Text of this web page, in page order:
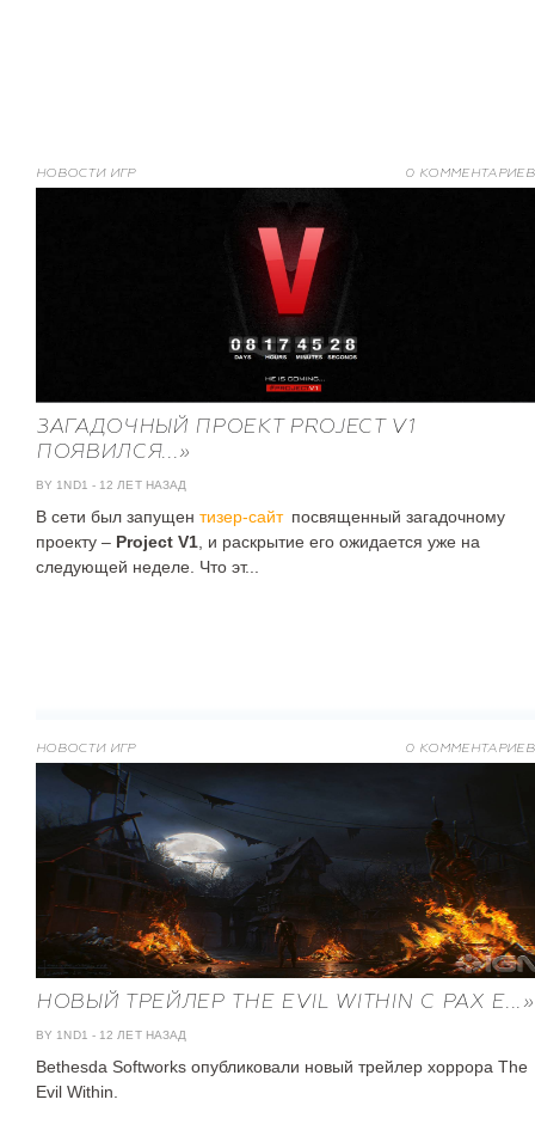
НОВОСТИ ИГР 0 КОММЕНТАРИЕВ
ЗАГАДОЧНЫЙ ПРОЕКТ PROJECT V1
ПОЯВИЛСЯ...»
BY 1ND1 - 12 ЛЕТ НАЗАД
В сети был запущен тизер-сайт посвященный загадочному
проекту – Project V1 , и раскрытие его ожидается уже на
следующей неделе. Что эт...
НОВОСТИ ИГР 0 КОММЕНТАРИЕВ
НОВЫЙ ТРЕЙЛЕР THE EVIL WITHIN С PAX E...»
BY 1ND1 - 12 ЛЕТ НАЗАД
Bethesda Softworks опубликовали новый трейлер хоррора The
Evil Within.